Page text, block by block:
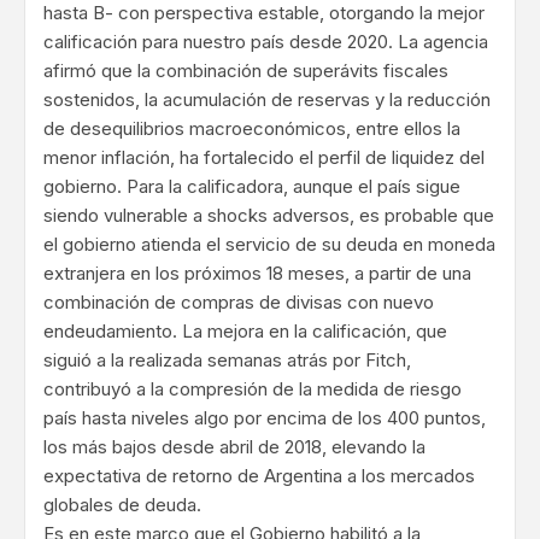
hasta B- con perspectiva estable, otorgando la mejor
calificación para nuestro país desde 2020. La agencia
afirmó que la combinación de superávits fiscales
sostenidos, la acumulación de reservas y la reducción
de desequilibrios macroeconómicos, entre ellos la
menor inflación, ha fortalecido el perfil de liquidez del
gobierno. Para la calificadora, aunque el país sigue
siendo vulnerable a shocks adversos, es probable que
el gobierno atienda el servicio de su deuda en moneda
extranjera en los próximos 18 meses, a partir de una
combinación de compras de divisas con nuevo
endeudamiento. La mejora en la calificación, que
siguió a la realizada semanas atrás por Fitch,
contribuyó a la compresión de la medida de riesgo
país hasta niveles algo por encima de los 400 puntos,
los más bajos desde abril de 2018, elevando la
expectativa de retorno de Argentina a los mercados
globales de deuda.
Es en este marco que el Gobierno habilitó a la